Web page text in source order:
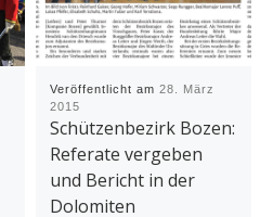
Veröffentlicht am 28. März
2015
Schützenbezirk Bozen:
Referate vergeben
und Bericht in der
Dolomiten